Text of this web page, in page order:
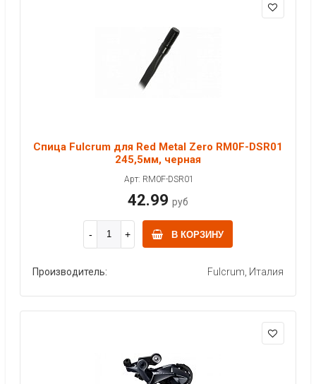
Спица Fulcrum для Red Metal Zero RM0F-DSR01
245,5мм, черная
Арт: RM0F-DSR01
42.99 руб
В КОРЗИНУ
Производитель: Fulcrum, Италия